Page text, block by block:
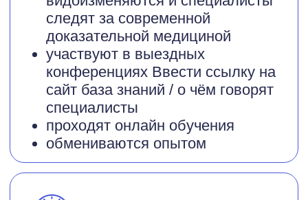
Адрес:
Липецкая область, город
Липецк, ул. П. А. Папина, д.
17, помещ. 3
Время работы:
+7 (4742) 392
+7 (910) 7 392
Телефон: